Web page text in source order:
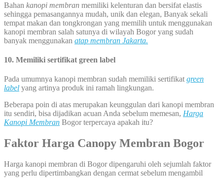
Bahan kanopi membran memiliki kelenturan dan bersifat elastis
sehingga pemasangannya mudah, unik dan elegan, Banyak sekali
tempat makan dan tongkrongan yang memilih untuk menggunakan
kanopi membran salah satunya di wilayah Bogor yang sudah
banyak menggunakan atap membran Jakarta.
10. Memiliki sertifikat green label
Pada umumnya kanopi membran sudah memiliki sertifikat green
label yang artinya produk ini ramah lingkungan.
Beberapa poin di atas merupakan keunggulan dari kanopi membran
itu sendiri, bisa dijadikan acuan Anda sebelum memesan, Harga
Kanopi Membran Bogor terpercaya apakah itu?
Faktor Harga Canopy Membran Bogor
Harga kanopi membran di Bogor dipengaruhi oleh sejumlah faktor
yang perlu dipertimbangkan dengan cermat sebelum mengambil